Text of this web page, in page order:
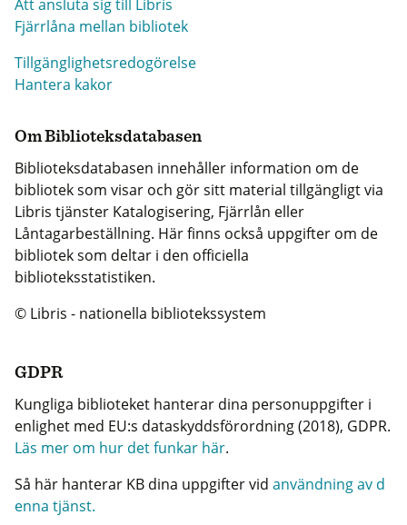
Att ansluta sig till Libris
Fjärrlåna mellan bibliotek
Tillgänglighetsredogörelse
Hantera kakor
Om Biblioteksdatabasen
Biblioteksdatabasen innehåller information om de
bibliotek som visar och gör sitt material tillgängligt via
Libris tjänster Katalogisering, Fjärrlån eller
Låntagarbeställning. Här finns också uppgifter om de
bibliotek som deltar i den officiella
biblioteksstatistiken.
© Libris - nationella bibliotekssystem
GDPR
Kungliga biblioteket hanterar dina personuppgifter i
enlighet med EU:s dataskyddsförordning (2018), GDPR.
Läs mer om hur det funkar här.
Så här hanterar KB dina uppgifter vid användning av d
enna tjänst.